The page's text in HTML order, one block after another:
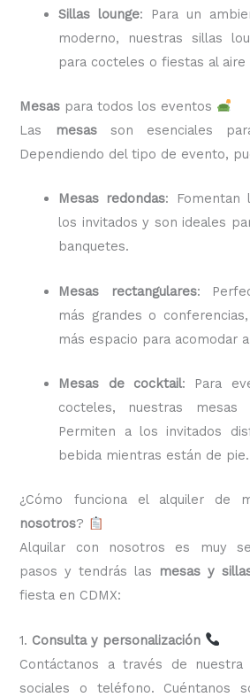
Sillas lounge: Para un
moderno, nuestras sillas
para cocteles o fiestas al aire
Mesas para todos los eventos
Las
mesasson esenciales
Dependiendo del tipo de evento,
Mesas redondas: Fomentan
los invitados y son ideales
banquetes.
Mesas rectangulares:
más grandes o
más espacio para acomodar
Mesas de cocktail: Para
cocteles, nuestras mesas
Permiten a los invitados
bebida mientras están de pie.
¿Cómo funciona el alquiler de
nosotros?
Alquilar con nosotros es muy
pasos y tendrás las
mesas y
fiesta en CDMX:
1. Consulta y personalización
Contáctanos a través de nuestra
sociales o teléfono. Cuéntanos